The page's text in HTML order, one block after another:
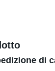
di